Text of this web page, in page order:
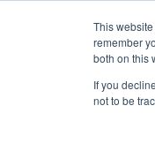
This
remember
both on this
If you
not to be
Kontakt